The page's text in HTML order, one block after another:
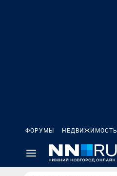
ФОРУМЫ НЕДВИЖИМОСТЬ